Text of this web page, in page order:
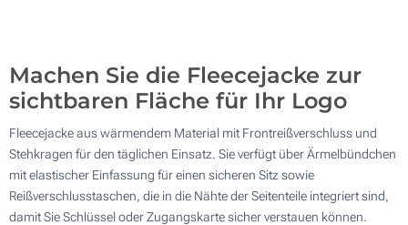
Machen Sie die Fleecejacke zur
sichtbaren Fläche für Ihr Logo
Fleecejacke aus wärmendem Material mit Frontreißverschluss und
Stehkragen für den täglichen Einsatz. Sie verfügt über Ärmelbündchen
mit elastischer Einfassung für einen sicheren Sitz sowie
Reißverschlusstaschen, die in die Nähte der Seitenteile integriert sind,
damit Sie Schlüssel oder Zugangskarte sicher verstauen können.